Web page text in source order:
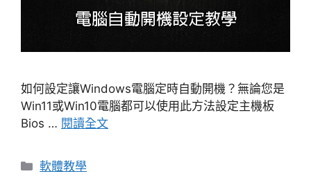
如何設定讓Windows電腦定時自動開機？無論您是
Win11或Win10電腦都可以使用此方法設定主機板
Bios … 閱讀全文
分
軟體教學